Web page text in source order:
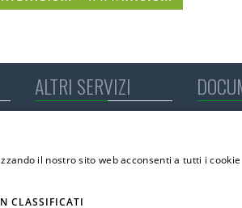
ALTRI SERVIZI
Università del Melo
CCNL
il nostro sito web acconsenti a tutti i cookie
CLASSIFICATI